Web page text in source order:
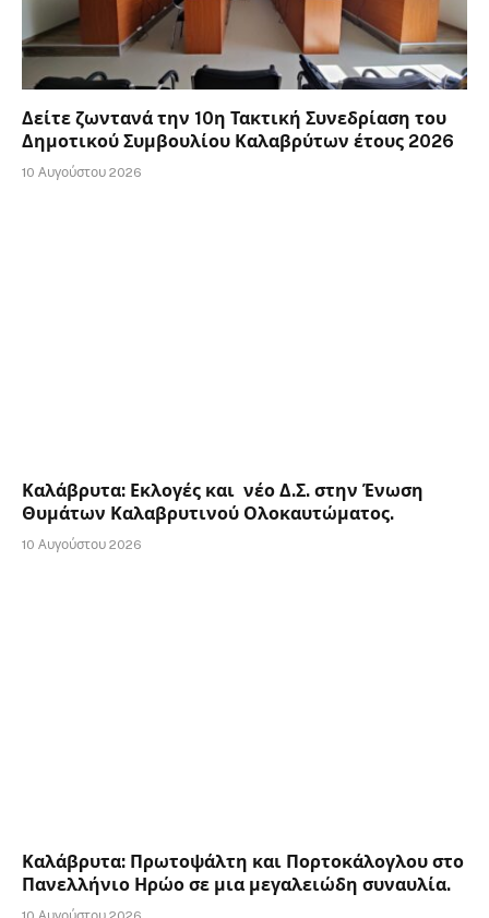
Δείτε ζωντανά την 10η Τακτική Συνεδρίαση του
Δημοτικού Συμβουλίου Καλαβρύτων έτους 2026
10 Αυγούστου 2026
Καλάβρυτα: Εκλογές και νέο Δ.Σ. στην Ένωση
Θυμάτων Καλαβρυτινού Ολοκαυτώματος.
10 Αυγούστου 2026
Καλάβρυτα: Πρωτοψάλτη και Πορτοκάλογλου στο
Πανελλήνιο Ηρώο σε μια μεγαλειώδη συναυλία.